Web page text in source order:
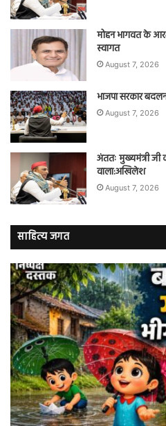
मोहन भागवत के
स्वागत
August 7, 2026
भाजपा सरकार
August 7, 2026
अंततः मुख्यमंत्री
वाला:अखिलेश
August 7, 2026
साहित्य जगत